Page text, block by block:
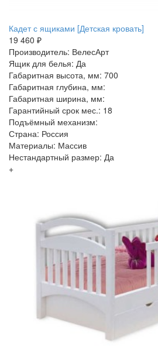
Кадет с ящиками [Детская кровать]
19 460 ₽
Производитель: ВелесАрт
Ящик для белья: Да
Габаритная высота, мм: 700
Габаритная глубина, мм:
Габаритная ширина, мм:
Гарантийный срок мес.: 18
Подъёмный механизм:
Страна: Россия
Материалы: Массив
Нестандартный размер: Да
+